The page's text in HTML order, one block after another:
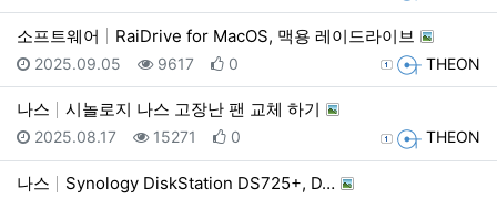
소프트웨어 RaiDrive for MacOS, 맥용 레이드라이브
등록자 THEON
등록일
2025.09.05 조회
9617 추천
0
나스 시놀로지 나스 고장난 팬 교체 하기
등록자 THEON
등록일
2025.08.17 조회
15271 추천
0
나스 Synology DiskStation DS725+, D…